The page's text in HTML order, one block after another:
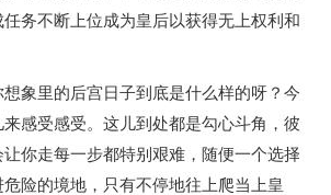
务不断上位成为皇后以获得无上权利和
象里的后宫日子到底是什么样的呀？今
来感受感受。这儿到处都是勾心斗角，彼
你走每一步都特别艰难，随便一个选择
险的境地，只有不停地往上爬当上皇